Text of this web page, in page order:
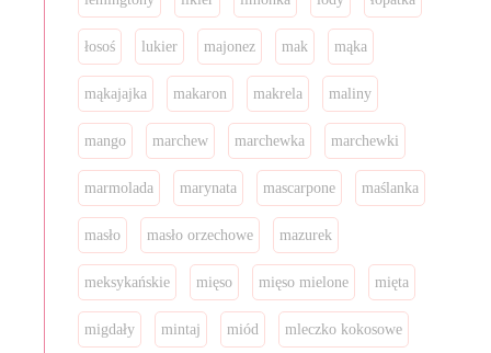
łosoś lukier majonez mak mąka
mąkajajka makaron makrela maliny
mango marchew marchewka marchewki
marmolada marynata mascarpone maślanka
masło masło orzechowe mazurek
meksykańskie mięso mięso mielone mięta
migdały mintaj miód mleczko kokosowe